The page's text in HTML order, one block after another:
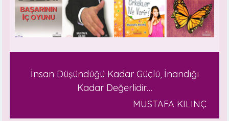
İnsan Düşündüğü Kadar Güçlü, İnandığı
Kadar Değerlidir…
MUSTAFA KILINÇ